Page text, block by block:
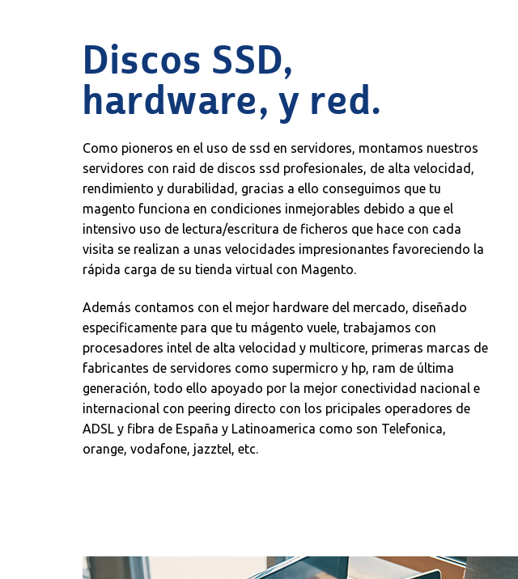
Discos SSD,
hardware, y red.
Como pioneros en el uso de ssd en servidores, montamos nuestros
servidores con raid de discos ssd profesionales, de alta velocidad,
rendimiento y durabilidad, gracias a ello conseguimos que tu
magento funciona en condiciones inmejorables debido a que el
intensivo uso de lectura/escritura de ficheros que hace con cada
visita se realizan a unas velocidades impresionantes favoreciendo la
rápida carga de su tienda virtual con Magento.
Además contamos con el mejor hardware del mercado, diseñado
especificamente para que tu mágento vuele, trabajamos con
procesadores intel de alta velocidad y multicore, primeras marcas de
fabricantes de servidores como supermicro y hp, ram de última
generación, todo ello apoyado por la mejor conectividad nacional e
internacional con peering directo con los pricipales operadores de
ADSL y fibra de España y Latinoamerica como son Telefonica,
orange, vodafone, jazztel, etc.